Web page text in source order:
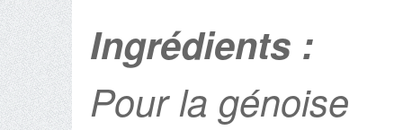
Ingrédients :
Pour la génoise